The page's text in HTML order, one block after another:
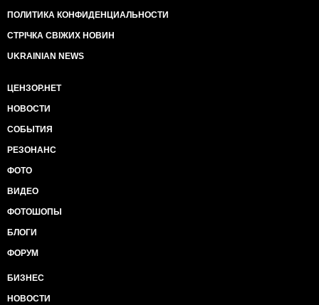
ПОЛИТИКА КОНФИДЕНЦИАЛЬНОСТИ
СТРІЧКА СВІЖИХ НОВИН
UKRAINIAN NEWS
ЦЕНЗОР.НЕТ
НОВОСТИ
СОБЫТИЯ
РЕЗОНАНС
ФОТО
ВИДЕО
ФОТОШОПЫ
БЛОГИ
ФОРУМ
БИЗНЕС
НОВОСТИ